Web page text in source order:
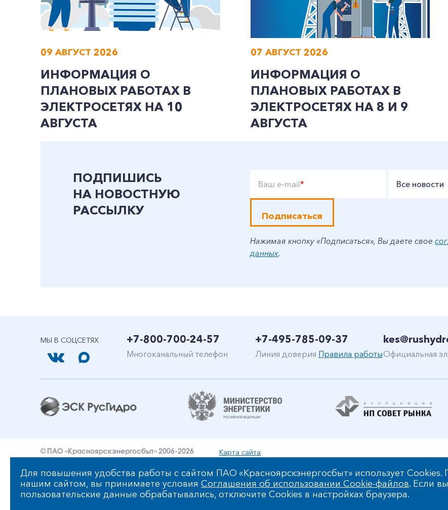
09 АВГУСТ 2026
ИНФОРМАЦИЯ О
ПЛАНОВЫХ РАБОТАХ В
ЭЛЕКТРОСЕТЯХ НА 10
АВГУСТА
07 АВГУСТ 2026
ИНФОРМАЦИЯ О
ПЛАНОВЫХ РАБОТАХ В
ЭЛЕКТРОСЕТЯХ НА 8 И 9
АВГУСТА
ПОДПИШИСЬ
НА НОВОСТНУЮ
РАССЫЛКУ
Ваш e-mail* Все новости
Подписаться
Нажимая кнопку «Подписаться», Вы даете свое
данных.
МЫ В СОЦСЕТЯХ +7-800-700-24-57
Многоканальный телефон
+7-495-785-09-37
Линия доверия Правила работыОфициальная
© ПАО «Красноярскэнергосбыт» 2006-2026
Карта сайта
Уведомление об ответственности и праве интеллектуальной собственности
Политика ПАО «Красноярскэнергосбыт» в отношении обработки персональных данных
Для повышения удобства работы с сайтом ПАО «Красноярскэнергосбыт» использует
нашим сайтом, вы принимаете условия Соглашения об использовании Cookie-файлов. Если
пользовательские данные обрабатывались, отключите Cookies в настройках браузера.